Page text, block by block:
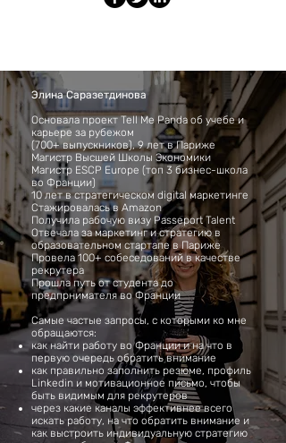
Элина Саразетдинова
Основала проект Tell Me Panda об учебе и
карьере за рубежом
(700+ выпускников), 9 лет в Париже
Магистр Высшей Школы Экономики
Магистр ESCP Europe (топ 3 бизнес-школа
во Франции)
10 лет в стратегическом digital маркетинге
Стажировалась в Amazon
Получила рабочую визу Passeport Talent
Отвечала за маркетинг и стратегию в
образовательном стартапе в Париже
Провела 100+ собеседований в качестве
рекрутера
Прошла путь от студента до
предпрнимателя во Франции
Самые частые запросы, с которыми ко мне
обращаются:
как найти работу во Франции и на что в
первую очередь обратить внимание
как правильно заполнить резюме, профиль
Linkedin и мотивационное письмо, чтобы
быть видимым для рекрутеров
через какие каналы эффективнее всего
искать работу, на что обратить внимание и
как выстроить индивидуальную стратегию